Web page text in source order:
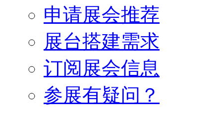
申请展会推荐
展台搭建需求
订阅展会信息
参展有疑问？